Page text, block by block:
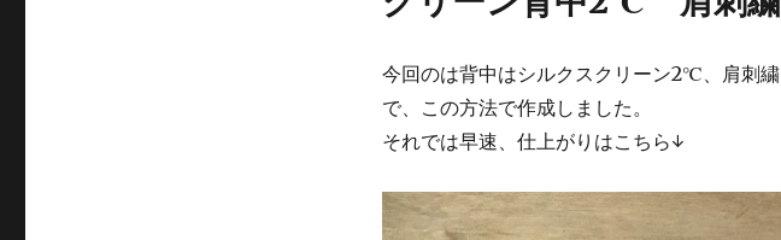
今回のは背中はシルクスクリーン2℃、肩刺
で、この方法で作成しました。
それでは早速、仕上がりはこちら↓